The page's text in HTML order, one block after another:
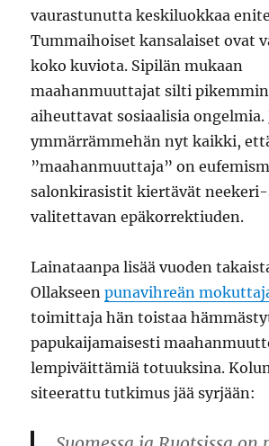
vaurastunutta keskiluokkaa
Tummaihoiset kansalaiset ovat
koko kuviota. Sipilän mukaan
maahanmuuttajat silti
aiheuttavat sosiaalisia ongelmia.
ymmärrämmehän nyt kaikki,
”maahanmuuttaja” on
salonkirasistit kiertävät
valitettavan epäkorrektiuden.
Lainataanpa lisää vuoden
Ollakseenpunavihreän
toimittaja hän toistaa
papukaijamaisesti
lempiväittämiä totuuksina.
siteerattu tutkimus jää syrjään: